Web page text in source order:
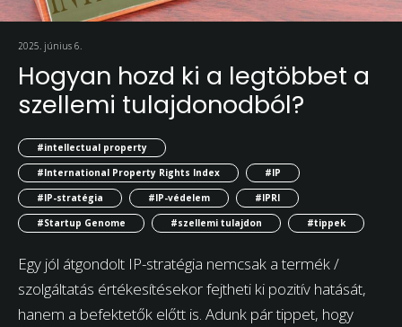
2025. június 6.
Hogyan hozd ki a legtöbbet a
szellemi tulajdonodból?
#intellectual property
#International Property Rights Index
#IP
#IP-stratégia
#IP-védelem
#IPRI
#Startup Genome
#szellemi tulajdon #tippek
Egy jól átgondolt IP-stratégia nemcsak a termék /
szolgáltatás értékesítésekor fejtheti ki pozitív hatását,
hanem a befektetők előtt is. Adunk pár tippet, hogy